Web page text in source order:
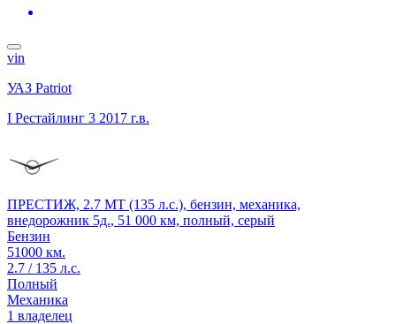
vin
УАЗ Patriot
I Рестайлинг 3 2017 г.в.
ПРЕСТИЖ, 2.7 MT (135 л.с.), бензин, механика,
внедорожник 5д., 51 000 км, полный, серый
Бензин
51000 км.
2.7 / 135 л.с.
Полный
Механика
1 владелец